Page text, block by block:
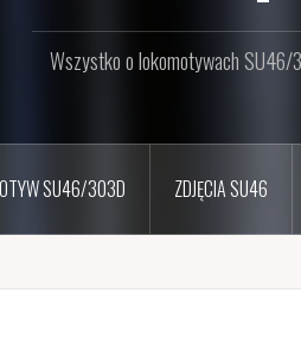
Wszystko o lokomotywach SU46/
SU46/303D ZDJĘCIA SU46